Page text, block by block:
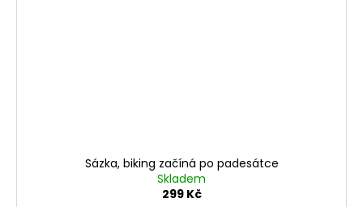
Sázka, biking začíná po padesátce
Skladem
299 Kč